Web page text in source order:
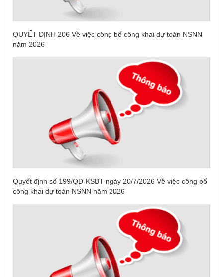
QUYẾT ĐỊNH 206 Về việc công bố công khai dự toán NSNN
năm 2026
Quyết định số 199/QĐ-KSBT ngày 20/7/2026 Về việc công bố
công khai dự toán NSNN năm 2026